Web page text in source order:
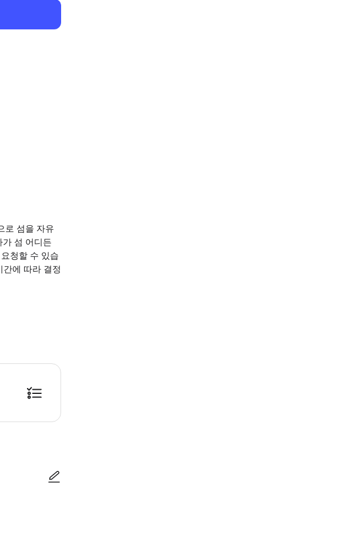
로 섬을 자유
섬 어디든
청할 수 있습
에 따라 결정
내선 터미널의 경우 1번 출구에 있습니다. 명찰은 펜스에 있으며, 명찰을 찾으면 코디네이터가 드라